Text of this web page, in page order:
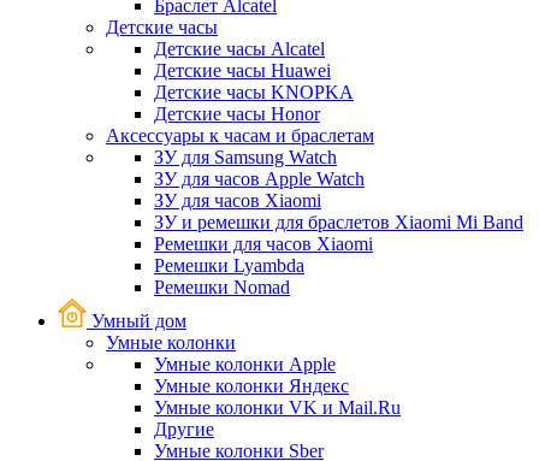
Браслет Alcatel
Детские часы
Детские часы Alcatel
Детские часы Huawei
Детские часы KNOPKA
Детские часы Honor
Аксессуары к часам и браслетам
ЗУ для Samsung Watch
ЗУ для часов Apple Watch
ЗУ для часов Xiaomi
ЗУ и ремешки для браслетов Xiaomi Mi Band
Ремешки для часов Xiaomi
Ремешки Lyambda
Ремешки Nomad
Умный дом
Умные колонки
Умные колонки Apple
Умные колонки Яндекс
Умные колонки VK и Mail.Ru
Другие
Умные колонки Sber